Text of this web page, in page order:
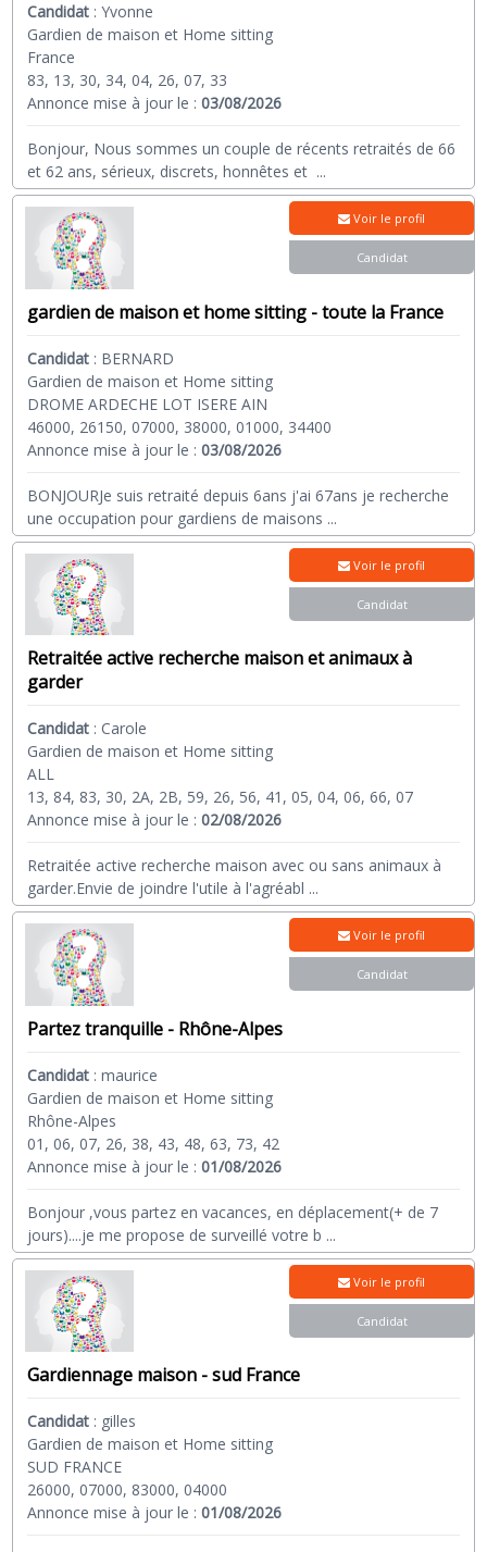
Candidat :Yvonne
Gardien de maison et Home sitting
France
83, 13, 30, 34, 04, 26, 07, 33
Annonce mise à jour le :03/08/2026
Bonjour, Nous sommes un couple de récents retraités de 66
et 62 ans, sérieux, discrets, honnêtes et ...
gardien de maison et home sitting - toute la France
Candidat : BERNARD
Gardien de maison et Home sitting
DROME ARDECHE LOT ISERE AIN
46000, 26150, 07000, 38000, 01000, 34400
Annonce mise à jour le :03/08/2026
BONJOURJe suis retraité depuis 6ans j'ai 67ans je recherche
une occupation pour gardiens de maisons ...
Voir le profil
Candidat
Retraitée active recherche maison et animaux à
garder
Candidat : Carole
Gardien de maison et Home sitting
ALL
13, 84, 83, 30, 2A, 2B, 59, 26, 56, 41, 05, 04, 06, 66, 07
Annonce mise à jour le :02/08/2026
Retraitée active recherche maison avec ou sans animaux à
garder.Envie de joindre l'utile à l'agréabl ...
Voir le profil
Candidat
Partez tranquille - Rhône-Alpes
Candidat :maurice
Gardien de maison et Home sitting
Rhône-Alpes
01, 06, 07, 26, 38, 43, 48, 63, 73, 42
Annonce mise à jour le :01/08/2026
Bonjour ,vous partez en vacances, en déplacement(+ de 7
jours)....je me propose de surveillé votre b ...
Voir le profil
Candidat
Gardiennage maison - sud France
Candidat : gilles
Gardien de maison et Home sitting
SUD FRANCE
26000, 07000, 83000, 04000
Annonce mise à jour le :01/08/2026
Voir le profil
Candidat